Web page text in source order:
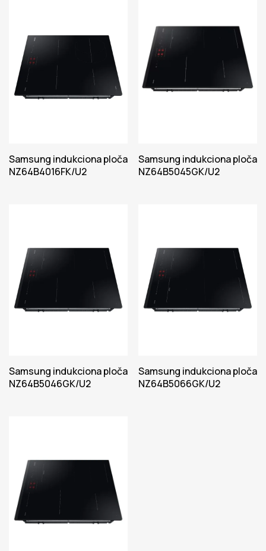
Samsung indukciona ploča
NZ64B4016FK/U2
Samsung indukciona ploča
NZ64B5045GK/U2
Samsung indukciona ploča
NZ64B5046GK/U2
Samsung indukciona ploča
NZ64B5066GK/U2